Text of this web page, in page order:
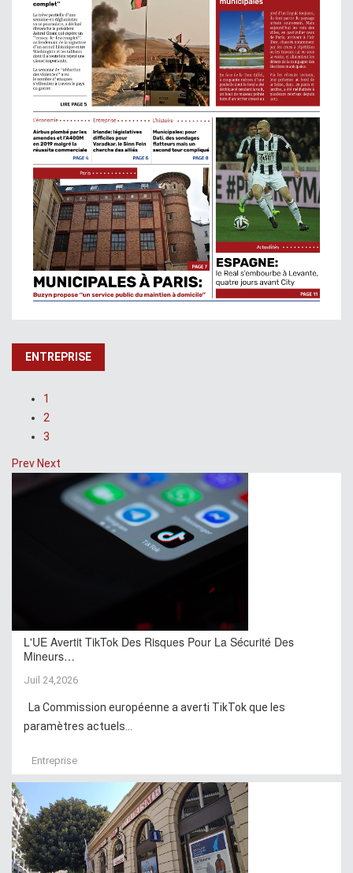
ENTREPRISE
1
2
3
Prev Next
L'UE Avertit TikTok Des Risques Pour La Sécurité Des
Mineurs…
Juil 24,2026
La Commission européenne a averti TikTok que les
paramètres actuels...
Entreprise